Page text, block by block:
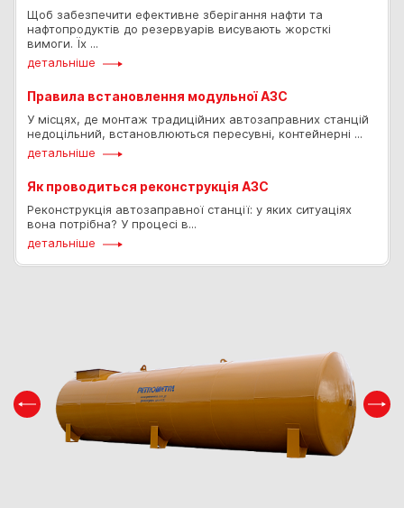
Щоб забезпечити ефективне зберігання нафти та
нафтопродуктів до резервуарів висувають жорсткі
вимоги. Їх ...
детальніше
Правила встановлення модульної АЗС
У місцях, де монтаж традиційних автозаправних станцій
недоцільний, встановлюються пересувні, контейнерні ...
детальніше
Як проводиться реконструкція АЗС
Реконструкція автозаправної станції: у яких ситуаціях
вона потрібна? У процесі в...
детальніше